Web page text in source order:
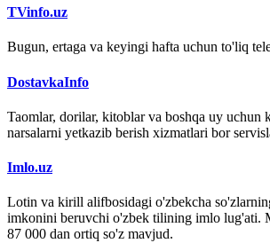
TVinfo.uz
Bugun, ertaga va keyingi hafta uchun to'liq
DostavkaInfo
Taomlar, dorilar, kitoblar va boshqa uy uchun
narsalarni yetkazib berish xizmatlari bor
Imlo.uz
Lotin va kirill alifbosidagi o'zbekcha
imkonini beruvchi o'zbek tilining imlo lug'ati.
87 000 dan ortiq so'z mavjud.